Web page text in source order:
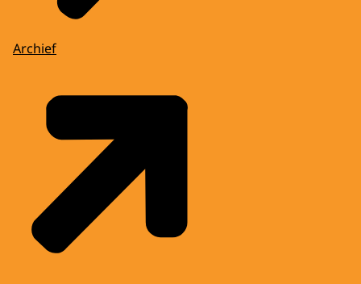
Archief